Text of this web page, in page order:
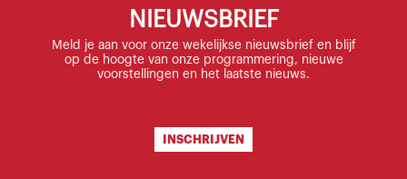
NIEUWSBRIEF
Meld je aan voor onze wekelijkse nieuwsbrief en blijf
op de hoogte van onze programmering, nieuwe
voorstellingen en het laatste nieuws.
INSCHRIJVEN